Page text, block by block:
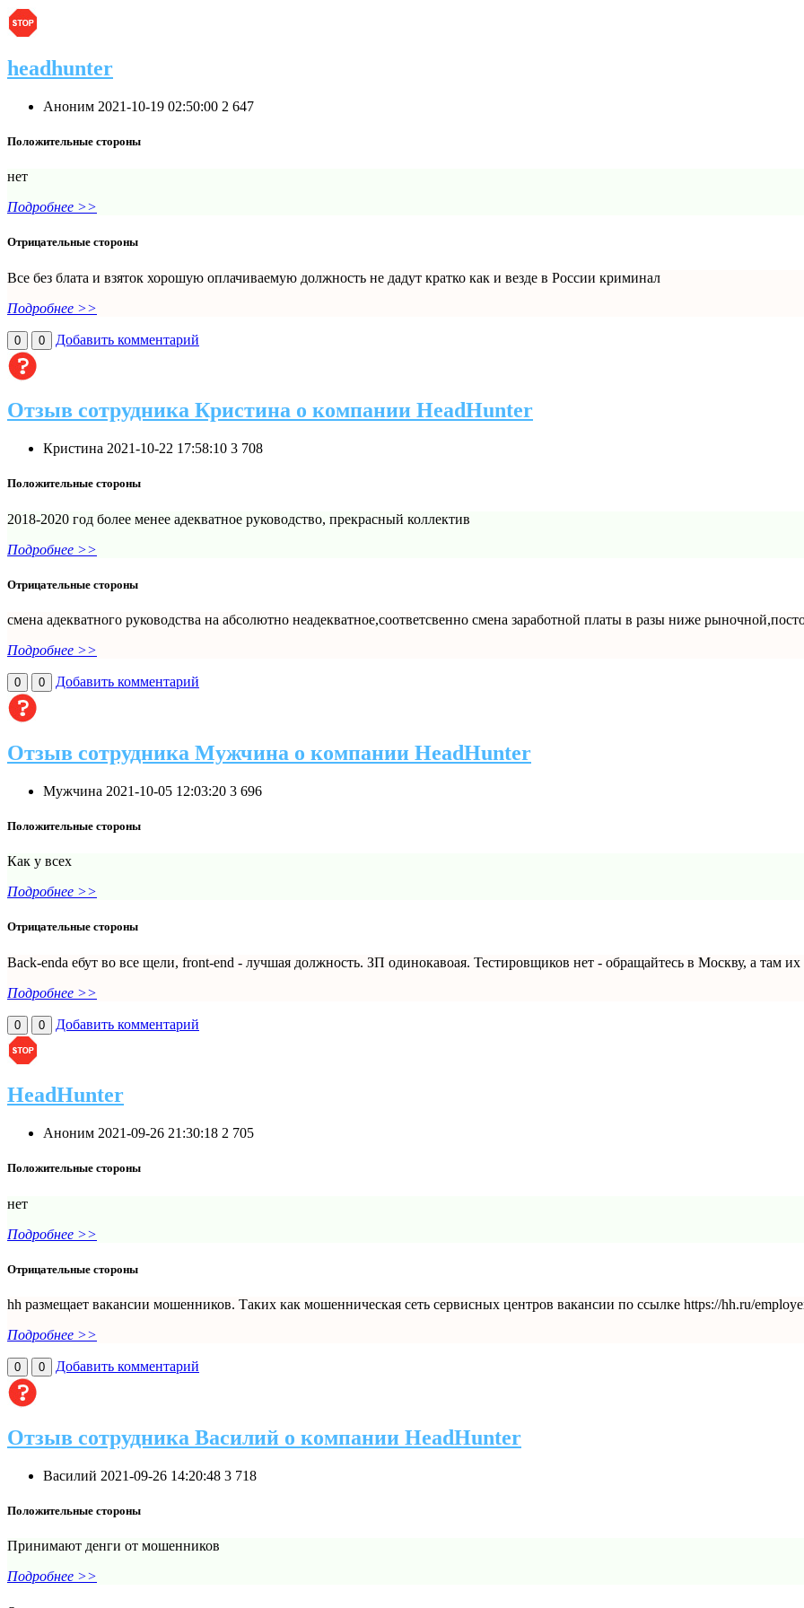
headhunter
Аноним 2021-10-19 02:50:00 2 647
Положительные стороны
нет
Подробнее >>
Отрицательные стороны
Все без блата и взяток хорошую оплачиваемую должность не дадут кратко как и везде в России криминал
Подробнее >>
0 0 Добавить комментарий
Отзыв сотрудника Кристина о компании HeadHunter
Кристина 2021-10-22 17:58:10 3 708
Положительные стороны
2018-2020 год более менее адекватное руководство, прекрасный коллектив
Подробнее >>
Отрицательные стороны
смена адекватного руководства на абсолютно неадекватное,соответсвенно смена заработной платы в разы ниже
Подробнее >>
0 0 Добавить комментарий
Отзыв сотрудника Мужчина о компании HeadHunter
Мужчина 2021-10-05 12:03:20 3 696
Положительные стороны
Как у всех
Подробнее >>
Отрицательные стороны
Baсk-endа ебут во все щели, front-end - лучшая должность. ЗП одинокавоая. Тестировщиков нет - обращайтесь в Москву, а там
Подробнее >>
0 0 Добавить комментарий
HeadHunter
Аноним 2021-09-26 21:30:18 2 705
Положительные стороны
нет
Подробнее >>
Отрицательные стороны
hh размещает вакансии мошенников. Таких как мошенническая сеть сервисных центров вакансии по ссылке https://hh.ru/
Подробнее >>
0 0 Добавить комментарий
Отзыв сотрудника Василий о компании HeadHunter
Василий 2021-09-26 14:20:48 3 718
Положительные стороны
Принимают денги от мошенников
Подробнее >>